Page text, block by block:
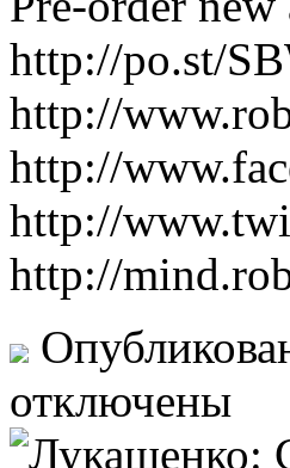
http://po.st/
http://
http://
http://
http://
отключены